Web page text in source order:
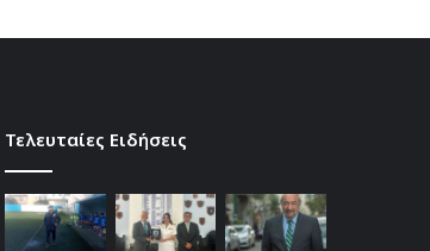
Τελευταίες Ειδήσεις